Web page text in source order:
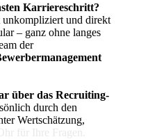
Karriereschritt?
unkompliziert und direkt
– ganz ohne langes
der
über das Recruiting-
durch den
Wertschätzung,
für Ihre Fragen.